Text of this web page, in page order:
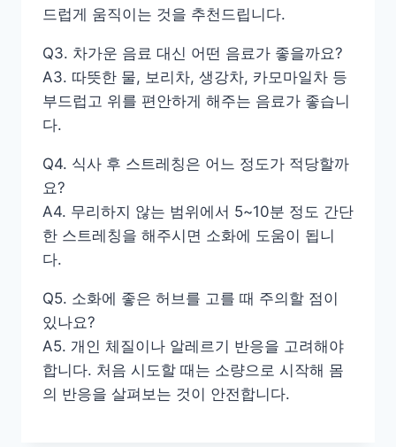
드럽게 움직이는 것을 추천드립니다.
Q3. 차가운 음료 대신 어떤 음료가 좋을까요?
A3. 따뜻한 물, 보리차, 생강차, 카모마일차 등
부드럽고 위를 편안하게 해주는 음료가 좋습니
다.
Q4. 식사 후 스트레칭은 어느 정도가 적당할까
요?
A4. 무리하지 않는 범위에서 5~10분 정도 간단
한 스트레칭을 해주시면 소화에 도움이 됩니
다.
Q5. 소화에 좋은 허브를 고를 때 주의할 점이
있나요?
A5. 개인 체질이나 알레르기 반응을 고려해야
합니다. 처음 시도할 때는 소량으로 시작해 몸
의 반응을 살펴보는 것이 안전합니다.